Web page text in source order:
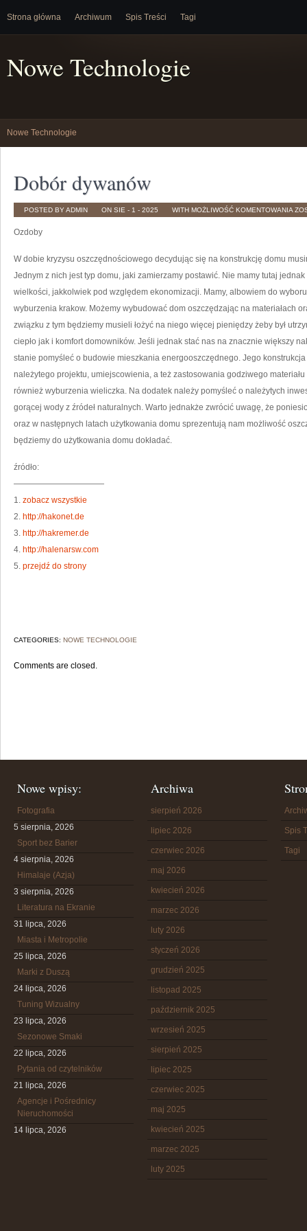
Strona główna Archiwum Spis Treści Tagi
Nowe Technologie
Nowe Technologie
Dobór dywanów
POSTED BY ADMIN ON SIE - 1 - 2025 WITH MOŻLIWOŚĆ KOMENTOWANIA
Ozdoby
W dobie kryzysu oszczędnościowego decydując się na konstrukcję domu
Jednym z nich jest typ domu, jaki zamierzamy postawić. Nie mamy tutaj
wielkości, jakkolwiek pod względem ekonomizacji. Mamy, albowiem do
wyburzenia krakow. Możemy wybudować dom oszczędzając na materiałach
związku z tym będziemy musieli łożyć na niego więcej pieniędzy żeby był
ciepło jak i komfort domowników. Jeśli jednak stać nas na znacznie większy
stanie pomyśleć o budowie mieszkania energooszczędnego. Jego
należytego projektu, umiejscowienia, a też zastosowania godziwego
również wyburzenia wieliczka. Na dodatek należy pomyśleć o należytych
gorącej wody z źródeł naturalnych. Warto jednakże zwrócić uwagę, że
oraz w następnych latach użytkowania domu sprezentują nam możliwość
będziemy do użytkowania domu dokładać.
źródło:
———————————
1. zobacz wszystkie
2. http://hakonet.de
3. http://hakremer.de
4. http://halenarsw.com
5. przejdź do strony
CATEGORIES: NOWE TECHNOLOGIE
Comments are closed.
Nowe wpisy:
Fotografia
5 sierpnia, 2026
Sport bez Barier
4 sierpnia, 2026
Himalaje (Azja)
3 sierpnia, 2026
Literatura na Ekranie
31 lipca, 2026
Miasta i Metropolie
25 lipca, 2026
Marki z Duszą
24 lipca, 2026
Tuning Wizualny
23 lipca, 2026
Sezonowe Smaki
22 lipca, 2026
Pytania od czytelników
21 lipca, 2026
Agencje i Pośrednicy
Nieruchomości
14 lipca, 2026
Archiwa
sierpień 2026
lipiec 2026
czerwiec 2026
maj 2026
kwiecień 2026
marzec 2026
luty 2026
styczeń 2026
grudzień 2025
listopad 2025
październik 2025
wrzesień 2025
sierpień 2025
lipiec 2025
czerwiec 2025
maj 2025
kwiecień 2025
marzec 2025
luty 2025
Spis
Tagi